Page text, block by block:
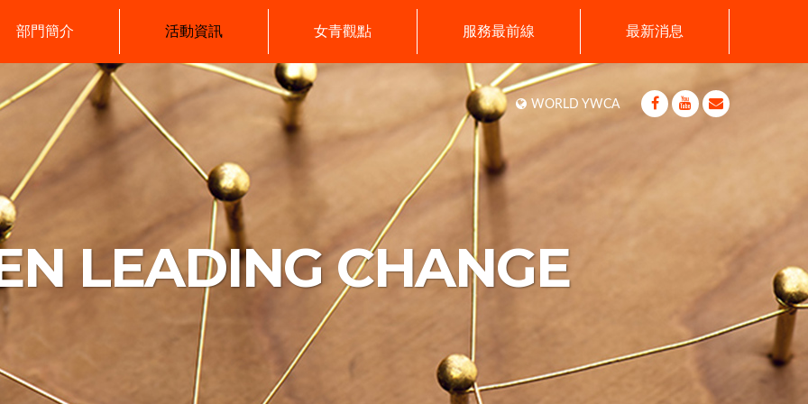
部門簡介 活動資訊 女青觀點 服務最前線 最新消息
WORLD YWCA
LEADING CHANGE